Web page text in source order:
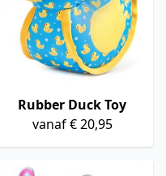
Rubber Duck Toy
vanaf € 20,95